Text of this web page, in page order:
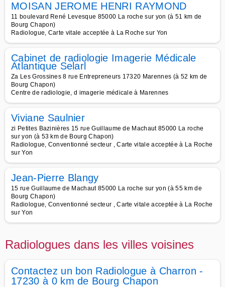
MOISAN JEROME HENRI RAYMOND
11 boulevard René Levesque 85000 La roche sur yon (à 51 km de
Bourg Chapon)
Radiologue, Carte vitale acceptée à La Roche sur Yon
Cabinet de radiologie Imagerie Médicale
Atlantique Selarl
Za Les Grossines 8 rue Entrepreneurs 17320 Marennes (à 52 km de
Bourg Chapon)
Centre de radiologie, d imagerie médicale à Marennes
Viviane Saulnier
zi Petites Bazinières 15 rue Guillaume de Machaut 85000 La roche
sur yon (à 53 km de Bourg Chapon)
Radiologue, Conventionné secteur , Carte vitale acceptée à La Roche
sur Yon
Jean-Pierre Blangy
15 rue Guillaume de Machaut 85000 La roche sur yon (à 55 km de
Bourg Chapon)
Radiologue, Conventionné secteur , Carte vitale acceptée à La Roche
sur Yon
Radiologues dans les villes voisines
Contactez un bon Radiologue à Charron -
17230 à 0 km de Bourg Chapon